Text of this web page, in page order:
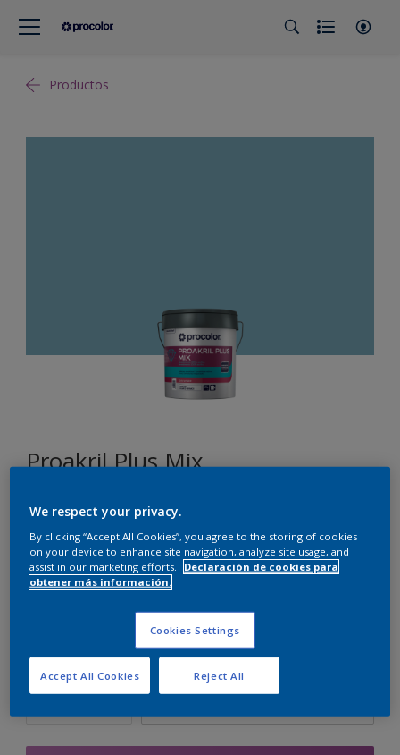
Productos
Proakril Plus Mix
R5.21.61
Cambiar de color
Tamaño
5 L
Cantidad Calculadora de pintura
We respect your privacy.
By clicking “Accept All Cookies”, you agree to the storing of cookies
on your device to enhance site navigation, analyze site usage, and
assist in our marketing efforts.
Declaración de cookies para
obtener más información.
Cookies Settings
Reject All
Accept All Cookies